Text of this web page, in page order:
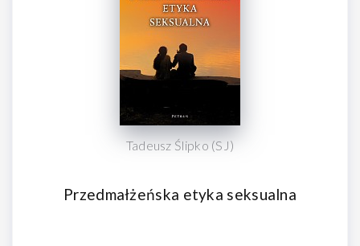
Tadeusz Ślipko (SJ)
Przedmałżeńska etyka seksualna